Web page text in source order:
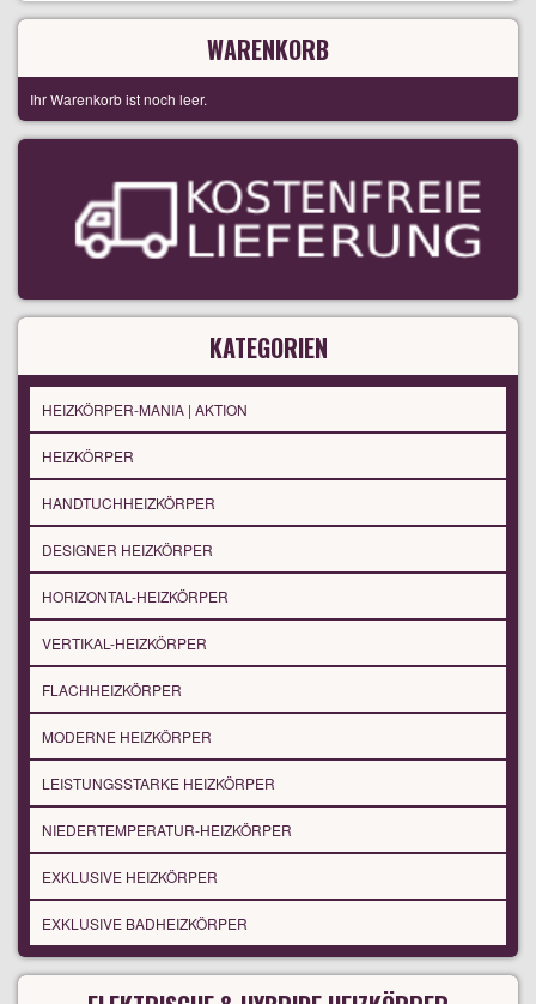
WARENKORB
Ihr Warenkorb ist noch leer.
KATEGORIEN
HEIZKÖRPER-MANIA | AKTION
HEIZKÖRPER
HANDTUCHHEIZKÖRPER
DESIGNER HEIZKÖRPER
HORIZONTAL-HEIZKÖRPER
VERTIKAL-HEIZKÖRPER
FLACHHEIZKÖRPER
MODERNE HEIZKÖRPER
LEISTUNGSSTARKE HEIZKÖRPER
NIEDERTEMPERATUR-HEIZKÖRPER
EXKLUSIVE HEIZKÖRPER
EXKLUSIVE BADHEIZKÖRPER